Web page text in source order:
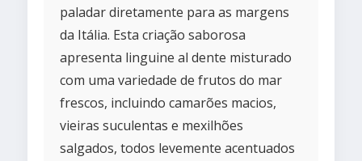
paladar diretamente para as margens
da Itália. Esta criação saborosa
apresenta linguine al dente misturado
com uma variedade de frutos do mar
frescos, incluindo camarões macios,
vieiras suculentas e mexilhões
salgados, todos levemente acentuados